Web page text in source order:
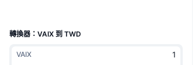
轉換器：VAIX 到 TWD
VAIX